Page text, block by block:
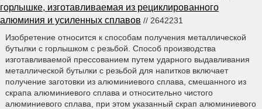
горлышке, изготавливаемая из рециклированного
алюминия и усиленных сплавов // 2642231
Изобретение относится к способам получения металлической
бутылки с горлышком с резьбой. Способ производства
изготавливаемой прессованием путем ударного выдавливания
металлической бутылки с резьбой для напитков включает
получение заготовки из алюминиевого сплава, смешанного из
скрапа алюминиевого сплава и относительно чистого
алюминиевого сплава, при этом указанный скрап алюминиевого